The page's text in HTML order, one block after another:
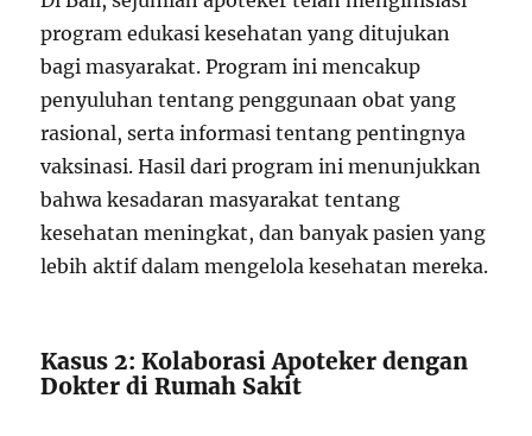
program edukasi kesehatan yang ditujukan
bagi masyarakat. Program ini mencakup
penyuluhan tentang penggunaan obat yang
rasional, serta informasi tentang pentingnya
vaksinasi. Hasil dari program ini menunjukkan
bahwa kesadaran masyarakat tentang
kesehatan meningkat, dan banyak pasien yang
lebih aktif dalam mengelola kesehatan mereka.
Kasus 2: Kolaborasi Apoteker dengan
Dokter di Rumah Sakit